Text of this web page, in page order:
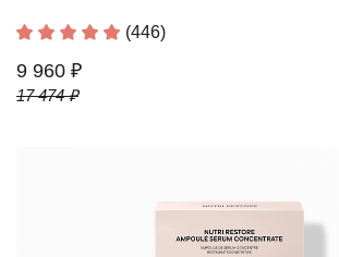
(446)
9 960 ₽
17 474 ₽